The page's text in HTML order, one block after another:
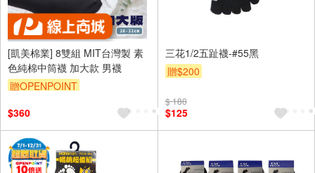
[凱美棉業] 8雙組 MIT台灣製 素
色純棉中筒襪 加大款 男襪
贈OPENPOINT
$360
三花1/2五趾襪-#55黑
贈$200
$ 180
$125